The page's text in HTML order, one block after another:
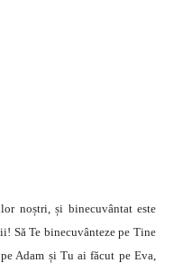
noștri, și binecuvântat este
Să Te binecuvânteze pe Tine
Adam și Tu ai făcut pe Eva,